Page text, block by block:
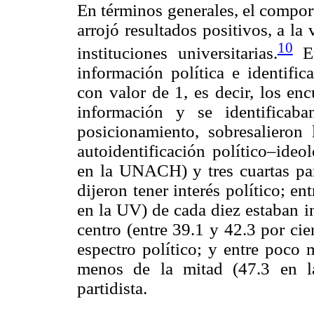
En términos generales, el
arrojó resultados positivos, a la
instituciones universitarias.10
información política e
con valor de 1, es decir, los
información y se
posicionamiento,
autoidentificación
en la UNACH) y tres cuartas
dijeron tener interés político;
en la UV) de cada diez estaban
centro (entre 39.1 y 42.3 por
espectro político; y entre poco
menos de la mitad (47.3 en
partidista.